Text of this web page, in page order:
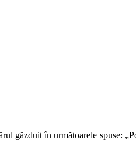
găzduit în următoarele spuse: